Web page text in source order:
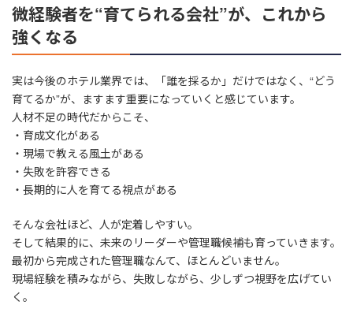
微経験者を“育てられる会社”が、これから
強くなる
実は今後のホテル業界では、「誰を採るか」だけではなく、“どう
育てるか”が、ますます重要になっていくと感じています。
人材不足の時代だからこそ、
・育成文化がある
・現場で教える風土がある
・失敗を許容できる
・長期的に人を育てる視点がある
そんな会社ほど、人が定着しやすい。
そして結果的に、未来のリーダーや管理職候補も育っていきます。
最初から完成された管理職なんて、ほとんどいません。
現場経験を積みながら、失敗しながら、少しずつ視野を広げてい
く。